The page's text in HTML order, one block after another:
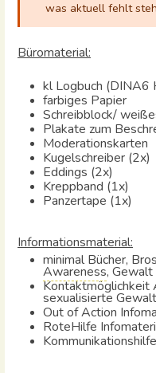
was aktuell fehlt
Büromaterial:
kl Logbuch (DINA6
farbiges Papier
Schreibblock/
Plakate zum
Moderationskarten
Kugelschreiber (2x)
Eddings (2x)
Kreppband (1x)
Panzertape (1x)
Informationsmaterial:
minimal Bücher,
Awareness, Gewalt
Kontaktmöglichkeit
sexualisierte Gewalt
Out of Action
RoteHilfe